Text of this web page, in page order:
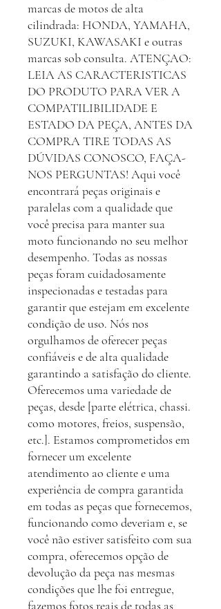
marcas de motos de alta
cilindrada: HONDA, YAMAHA,
SUZUKI, KAWASAKI e outras
marcas sob consulta. ATENÇAO:
LEIA AS CARACTERISTICAS
DO PRODUTO PARA VER A
COMPATILIBILIDADE E
ESTADO DA PEÇA, ANTES DA
COMPRA TIRE TODAS AS
DÚVIDAS CONOSCO, FAÇA-
NOS PERGUNTAS! Aqui você
encontrará peças originais e
paralelas com a qualidade que
você precisa para manter sua
moto funcionando no seu melhor
desempenho. Todas as nossas
peças foram cuidadosamente
inspecionadas e testadas para
garantir que estejam em excelente
condição de uso. Nós nos
orgulhamos de oferecer peças
confiáveis e de alta qualidade
garantindo a satisfação do cliente.
Oferecemos uma variedade de
peças, desde [parte elétrica, chassi.
como motores, freios, suspensão,
etc.]. Estamos comprometidos em
fornecer um excelente
atendimento ao cliente e uma
experiência de compra garantida
em todas as peças que fornecemos,
funcionando como deveriam e, se
você não estiver satisfeito com sua
compra, oferecemos opção de
devolução da peça nas mesmas
condições que lhe foi entregue,
fazemos fotos reais de todas as